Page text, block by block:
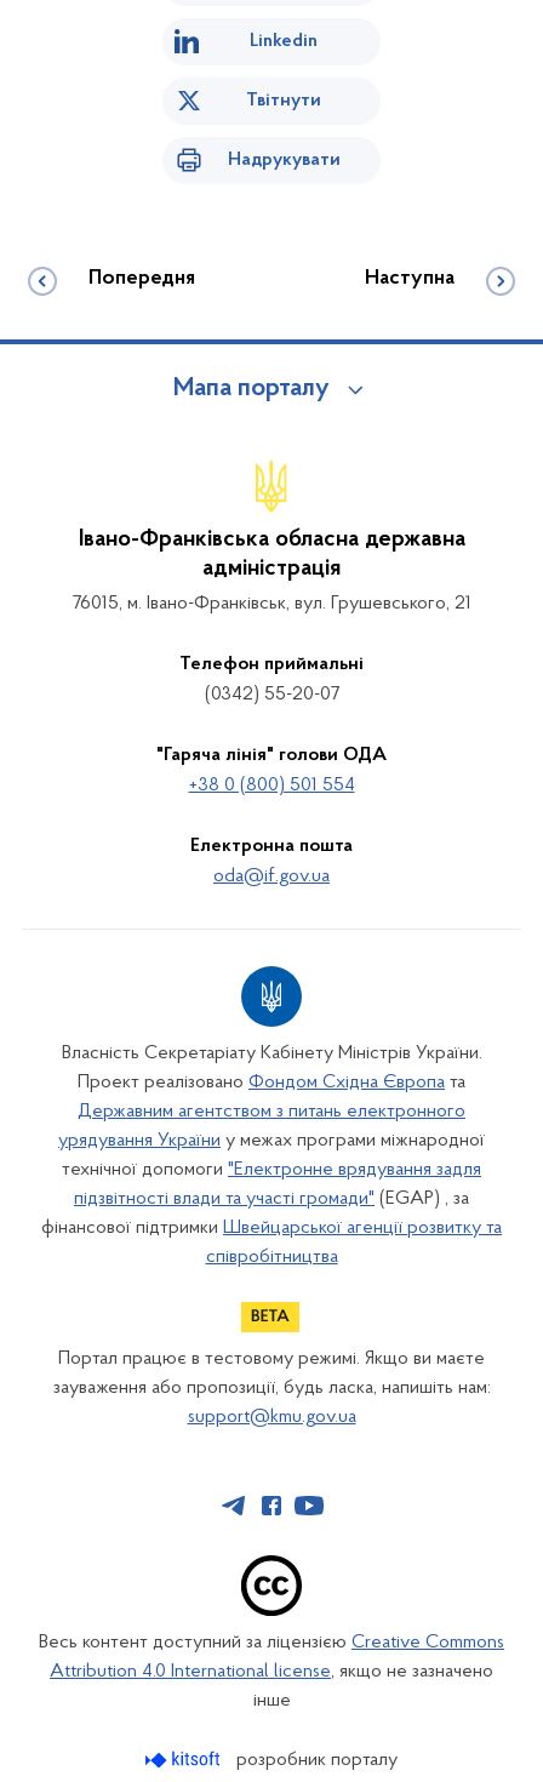
Linkedin
Твітнути
Надрукувати
Попередня Наступна
Мапа порталу
Івано-Франківська обласна державна
адміністрація
76015, м. Івано-Франківськ, вул. Грушевського, 21
Телефон приймальні
(0342) 55-20-07
"Гаряча лінія" голови ОДА
+38 0 (800) 501 554
Електронна пошта
oda@if.gov.ua
Власність Секретаріату Кабінету Міністрів України.
Проект реалізовано Фондом Східна Європа та
Державним агентством з питань електронного
урядування України у межах програми міжнародної
технічної допомоги "Електронне врядування задля
підзвітності влади та участі громади" (EGAP) , за
фінансової підтримки Швейцарської агенції розвитку та
співробітництва
Портал працює в тестовому режимі. Якщо ви маєте
зауваження або пропозиції, будь ласка, напишіть нам:
support@kmu.gov.ua
Весь контент доступний за ліцензією Creative Commons
Attribution 4.0 International license, якщо не зазначено
інше
розробник порталу